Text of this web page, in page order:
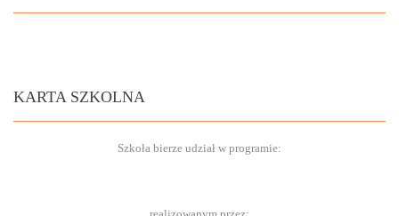
KARTA SZKOLNA
Szkoła bierze udział w programie: